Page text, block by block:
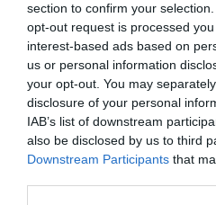
section to confirm your
opt-out request is processed
interest-based ads based on
us or personal information
your opt-out. You may
disclosure of your personal
IAB’s list of downstream
also be disclosed by us to third
Downstream Participants that